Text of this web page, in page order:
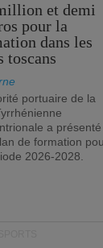
et demi
pour la
dans les
toscans
portuaire de la
a présenté
de formation
2026-2028.